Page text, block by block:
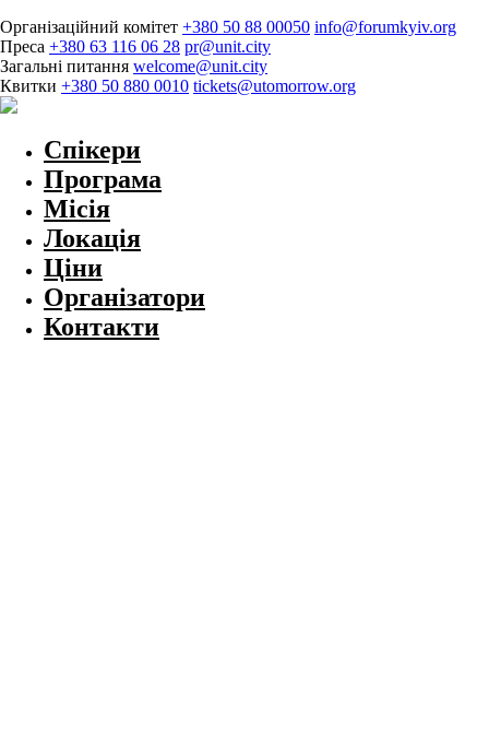
Організаційний комітет +380 50 88 00050 info@forumkyiv.org
Преса +380 63 116 06 28 pr@unit.city
Загальні питання welcome@unit.city
Квитки +380 50 880 0010 tickets@utomorrow.org
Спікери
Програма
Місія
Локація
Ціни
Організатори
Контакти